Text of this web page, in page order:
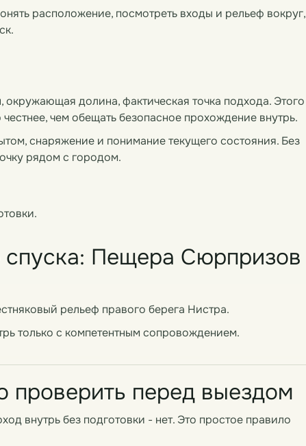
расположение, посмотреть входы и рельеф вокруг,
долина, фактическая точка подхода. Этого
чем обещать безопасное прохождение внутрь.
снаряжение и понимание текущего состояния. Без
рядом с городом.
спуска: Пещера Сюрпризов
рельеф правого берега Нистра.
только с компетентным сопровождением.
перед выездом
внутрь без подготовки - нет. Это простое правило